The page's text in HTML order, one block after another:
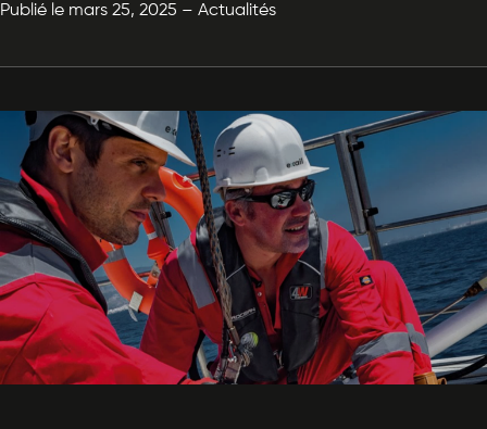
Publié le mars 25, 2025 – Actualités